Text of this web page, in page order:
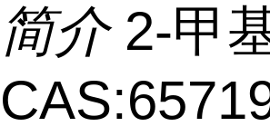
简介 2-甲